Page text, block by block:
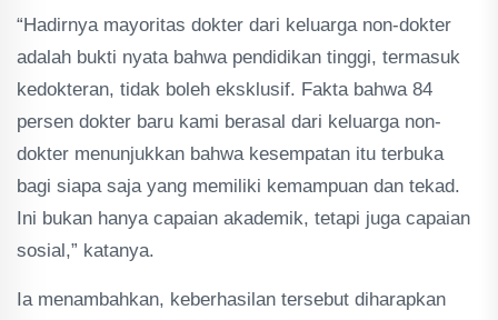
“Hadirnya mayoritas dokter dari keluarga non-dokter
adalah bukti nyata bahwa pendidikan tinggi, termasuk
kedokteran, tidak boleh eksklusif. Fakta bahwa 84
persen dokter baru kami berasal dari keluarga non-
dokter menunjukkan bahwa kesempatan itu terbuka
bagi siapa saja yang memiliki kemampuan dan tekad.
Ini bukan hanya capaian akademik, tetapi juga capaian
sosial,” katanya.
Ia menambahkan, keberhasilan tersebut diharapkan